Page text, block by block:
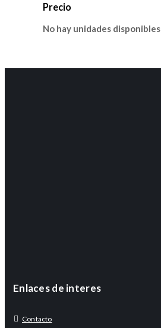
Precio
No hay unidades disponibles
Enlaces de interes
Contacto